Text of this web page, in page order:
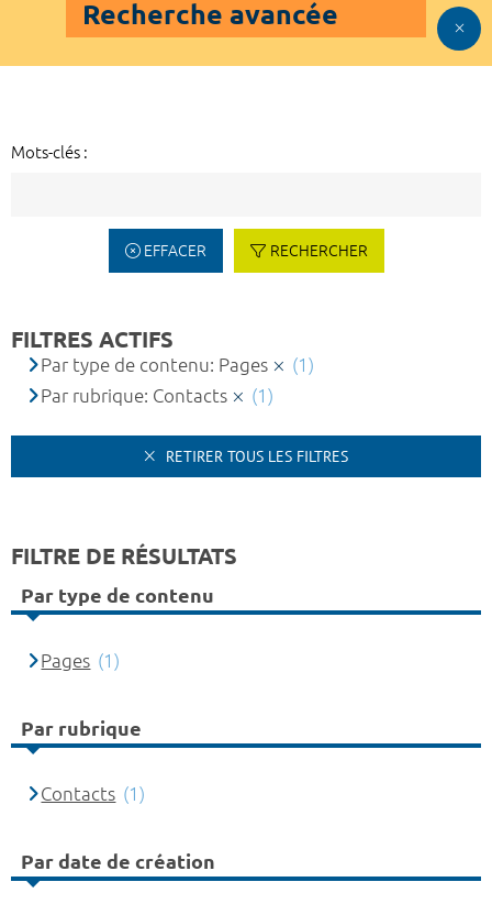
Recherche avancée
Mots-clés :
EFFACER RECHERCHER
FILTRES ACTIFS
Par type de contenu: Pages
(1)
Par rubrique: Contacts
(1)
RETIRER TOUS LES FILTRES
FILTRE DE RÉSULTATS
Par type de contenu
Pages (1)
Par rubrique
Contacts (1)
Par date de création